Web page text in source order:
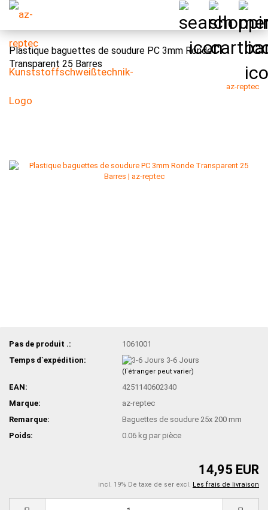
Plastique baguettes de soudure PC 3mm Ronde
Transparent 25 Barres
az-reptec
Pas de produit .:
1061001
Temps d`expédition:
3-6 Jours
(l`étranger peut varier)
EAN:
4251140602340
Marque:
az-reptec
Remarque:
Baguettes de soudure 25x 200 mm
Poids:
0.06 kg par pièce
14,95 EUR
incl. 19% De taxe de ser excl. Les frais de livraison